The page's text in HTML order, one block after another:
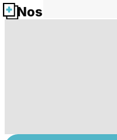
Nos fiches santé